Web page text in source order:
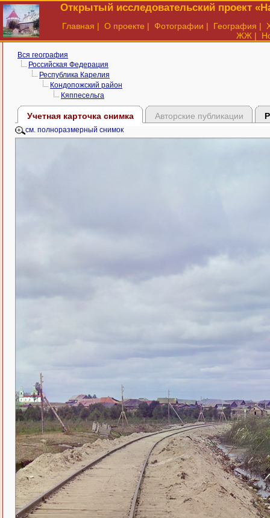
Открытый исследовательский проект
Главная | О проекте | Фотографии | География |
ЖЖ |
Вся география
Российская Федерация
Республика Карелия
Кондопожский район
Кяппесельга
Учетная карточка снимка Авторские публикации
см. полноразмерный снимок